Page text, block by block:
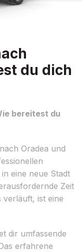
du dich
bereitest du
Oradea und
eine neue Stadt
Zeit
verläuft, ist eine
dir umfassende
erfahrene